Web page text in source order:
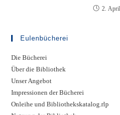
2.
Eulenbücherei
Die Bücherei
Über die Bibliothek
Unser Angebot
Impressionen der Bücherei
Onleihe und Bibliothekskatalog.rlp